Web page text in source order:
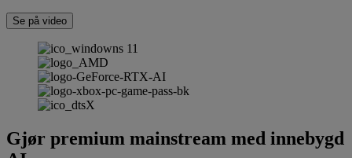
Se på video
Gjør premium mainstream med innebygd